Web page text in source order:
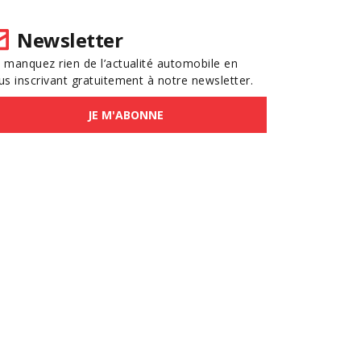
Newsletter
manquez rien de l’actualité automobile en
inscrivant gratuitement à notre newsletter.
JE M'ABONNE